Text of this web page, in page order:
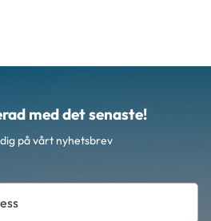
med det senaste!
på vårt nyhetsbrev